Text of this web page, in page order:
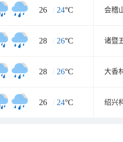
26 / 24°C 会稽
28 / 26°C 诸暨
28 / 26°C
26 / 24°C 绍兴